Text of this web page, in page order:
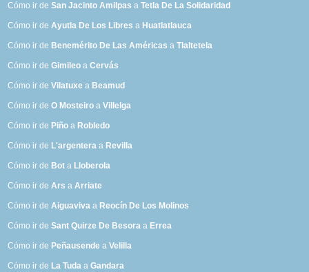
Cómo ir deSan Jacinto Amilpas aTetla De La Solidaridad
Cómo ir deAyutla De Los Libres a Huatlatlauca
Cómo ir de Benemérito De Las Américas aTlaltetela
Cómo ir deGimileo aCervás
Cómo ir deVilatuxe a Beamud
Cómo ir deO Mosteiro aVillelga
Cómo ir de Piño a Robledo
Cómo ir de L'argentera a Revilla
Cómo ir de Bot a Lloberola
Cómo ir deArs aArriate
Cómo ir deAiguaviva a Reocín De Los Molinos
Cómo ir deSant Quirze De Besora a Errea
Cómo ir de Peñausende aVelilla
Cómo ir de La Tuda aGandara